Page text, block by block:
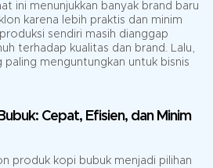
ini menunjukkan banyak brand baru
karena lebih praktis dan minim
sendiri masih dianggap
terhadap kualitas dan brand. Lalu,
paling menguntungkan untuk bisnis
Cepat, Efisien, dan Minim
produk kopi bubuk menjadi pilihan